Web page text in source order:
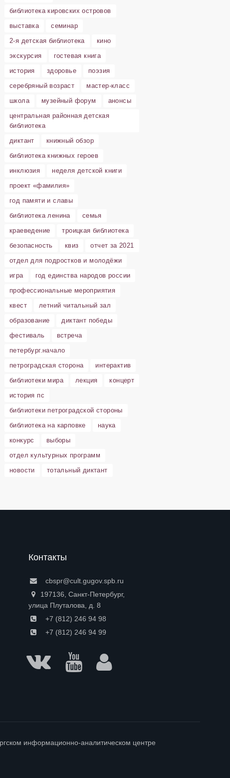
библиотека кировских островов
выставка
семинар
2-я детская библиотека
кино
экскурсия
гостевая книга
история
здоровье
поэзия
серебряный возраст
мастер-класс
школа
музейный форум
анонсы
центральная районная детская
библиотека
диктант
книжный обзор
библиотека книжных героев
инклюзия
неделя детской книги
проект «фамилия»
год памяти и славы
библиотека ленина
семья
краеведение
троицкая библиотека
безопасность
квиз
отчет за 2021
отдел для подростков и молодёжи
игра
год единства народов россии
профессиональные мероприятия
квест
летний читальный зал
образование
диктант победы
фестиваль
встреча
петербург.начало
петроградская сторона
интерактив
библиотеки мира
лекция
концерт
история пс
библиотеки петроградской стороны
библиотека на карповке
наука
конкурс
выборы
отдел культурных программ
новости
тотальный диктант
Контакты
cbspr@cult.gugov.spb.ru
197136, Санкт-Петербург,
улица Плуталова, д. 8
+7 (812) 246 94 98
+7 (812) 246 94 99
информационно-аналитическом центре